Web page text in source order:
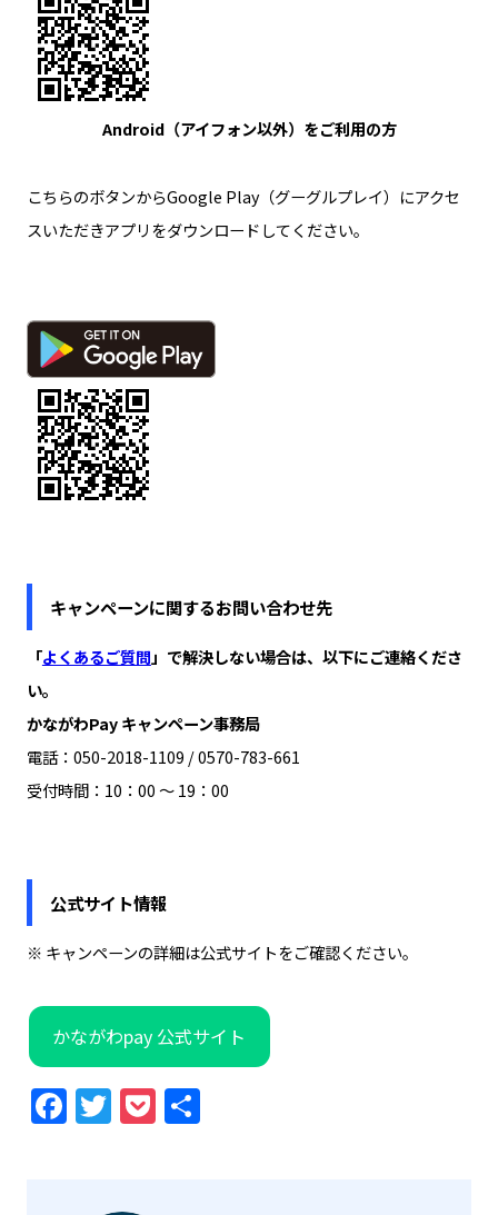
Android（アイフォン以外）をご利用の方
こちらのボタンからGoogle Play（グーグルプレイ）にアクセ
スいただきアプリをダウンロードしてください。
キャンペーンに関するお問い合わせ先
「よくあるご質問」で解決しない場合は、以下にご連絡くださ
い。
かながわPay キャンペーン事務局
電話：050-2018-1109 / 0570-783-661
受付時間：10：00 ～ 19：00
公式サイト情報
※ キャンペーンの詳細は公式サイトをご確認ください。
かながわpay 公式サイト
Facebook
TwitterPocket
共